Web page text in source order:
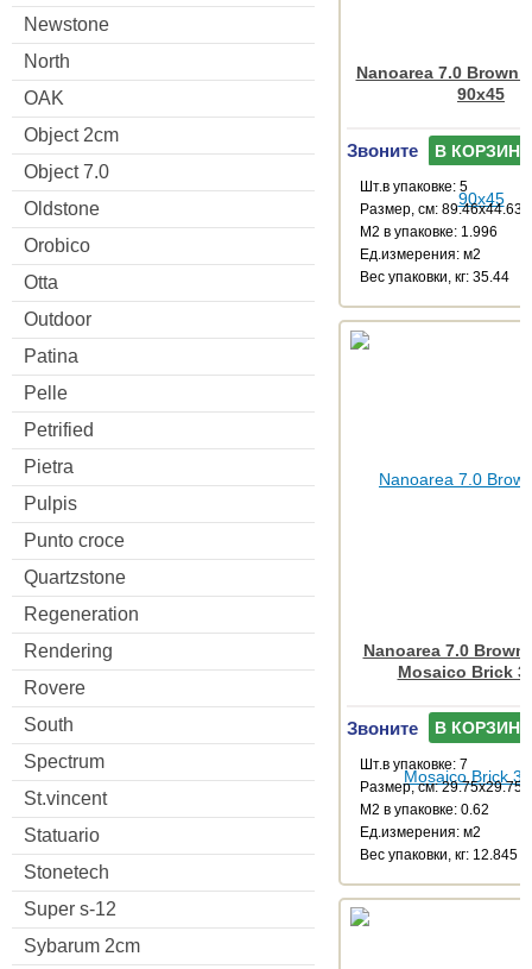
Newstone
North
OAK
Object 2cm
Object 7.0
Oldstone
Orobico
Otta
Outdoor
Patina
Pelle
Petrified
Pietra
Pulpis
Punto croce
Quartzstone
Regeneration
Rendering
Rovere
South
Spectrum
St.vincent
Statuario
Stonetech
Super s-12
Sybarum 2cm
Nanoarea 7.0 Brown
90x45
Звоните В КОРЗИНУ
Шт.в упаковке: 5
Размер, см: 89.46x44.63
М2 в упаковке: 1.996
Ед.измерения: м2
Веc упаковки, кг: 35.44
Nanoarea 7.0
Mosaico Brick
Звоните В КОРЗИНУ
Шт.в упаковке: 7
Размер, см: 29.75x29.75
М2 в упаковке: 0.62
Ед.измерения: м2
Веc упаковки, кг: 12.845